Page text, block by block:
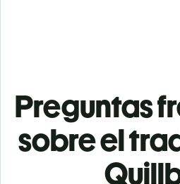
Preguntas
sobre el